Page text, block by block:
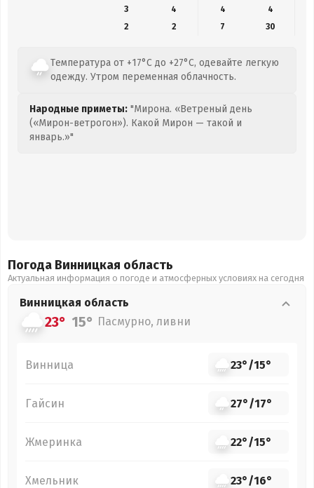
3
4 4
4
2
2 7 30
Температура от +17°C до +27°C, одевайте легкую
одежду. Утром переменная облачность.
Народные приметы: "Мирона. «Ветреный день
(«Мирон-ветрогон»). Какой Мирон — такой и
январь.»"
Погода Винницкая область
Актуальная информация о погоде и атмосферных условиях на сегодня
Винницкая область
23° 15° Пасмурно, ливни
Винница 23°/15°
Гайсин 27°/17°
Жмеринка 22°/15°
Хмельник 23°/16°